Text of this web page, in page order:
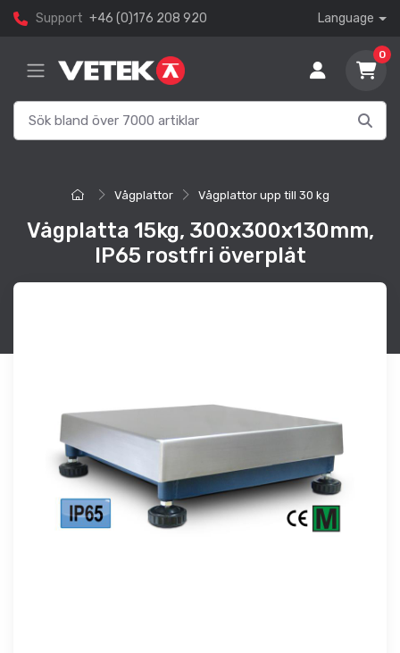
Support +46 (0)176 208 920 Language
0
Vågplattor Vågplattor upp till 30 kg
Vågplatta 15kg, 300x300x130mm,
IP65 rostfri överplåt